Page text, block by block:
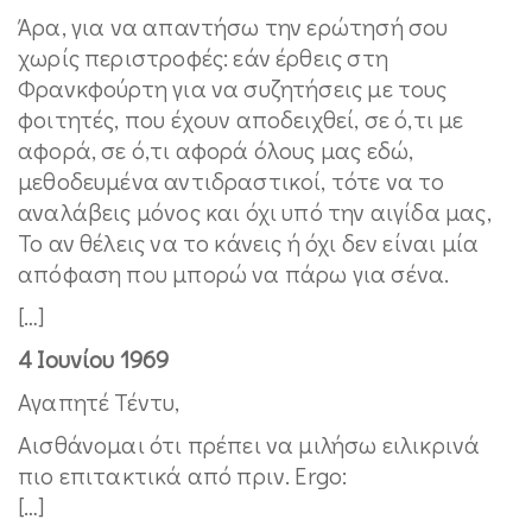
Άρα, για να απαντήσω την ερώτησή σου
χωρίς περιστροφές: εάν έρθεις στη
Φρανκφούρτη για να συζητήσεις με τους
φοιτητές, που έχουν αποδειχθεί, σε ό,τι με
αφορά, σε ό,τι αφορά όλους μας εδώ,
μεθοδευμένα αντιδραστικοί, τότε να το
αναλάβεις μόνος και όχι υπό την αιγίδα μας,
Το αν θέλεις να το κάνεις ή όχι δεν είναι μία
απόφαση που μπορώ να πάρω για σένα.
[…]
4 Ιουνίου 1969
Αγαπητέ Τέντυ,
Αισθάνομαι ότι πρέπει να μιλήσω ειλικρινά
πιο επιτακτικά από πριν. Ergo:
[…]